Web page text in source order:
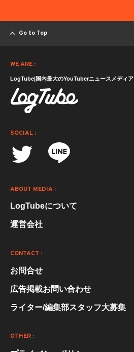
Go to Top
WE ARE :
LogTube|国内最大のYouTuberニュースメディア
SOCIAL :
ABOUT MEDIA :
LogTubeについて
運営会社
CONTACT :
お問合せ
広告掲載お問い合わせ
ライター/編集部スタッフ大募集
OTHER :